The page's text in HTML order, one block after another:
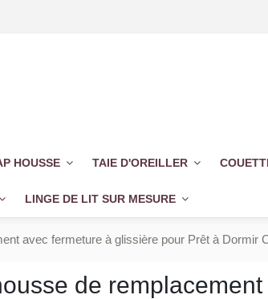
HOUSSE TAIE D'OREILLER
LINGE DE LIT SUR MESURE
avec fermeture à glissière pour Prêt à Dormir
de